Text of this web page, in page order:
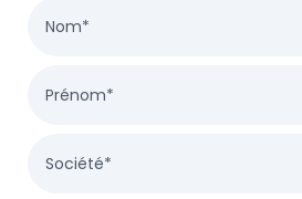
Nom*
Prénom*
Société*